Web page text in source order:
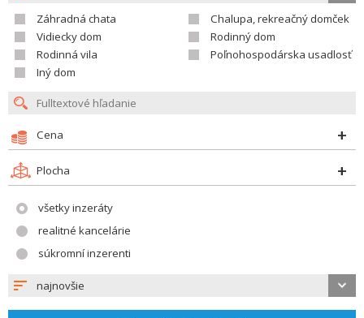
Záhradná chata
Chalupa, rekreačný domček
Vidiecky dom
Rodinný dom
Rodinná vila
Poľnohospodárska usadlosť
Iný dom
Cena
Plocha
všetky inzeráty
realitné kancelárie
súkromní inzerenti
najnovšie